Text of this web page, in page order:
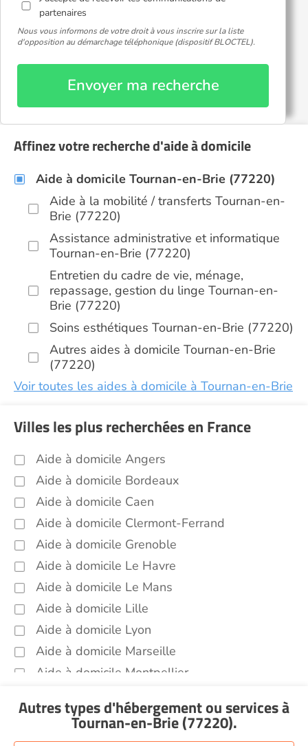
partenaires
Nous vous informons de votre droit à vous inscrire sur la liste
d'opposition au démarchage téléphonique (dispositif BLOCTEL).
Envoyer ma recherche
Affinez votre recherche d'aide à domicile
Aide à domicile Tournan-en-Brie (77220)
Aide à la mobilité / transferts Tournan-en-
Brie (77220)
Assistance administrative et informatique
Tournan-en-Brie (77220)
Entretien du cadre de vie, ménage,
repassage, gestion du linge Tournan-en-
Brie (77220)
Soins esthétiques Tournan-en-Brie (77220)
Autres aides à domicile Tournan-en-Brie
(77220)
Voir toutes les aides à domicile à Tournan-en-Brie
Villes les plus recherchées en France
Aide à domicile Angers
Aide à domicile Bordeaux
Aide à domicile Caen
Aide à domicile Clermont-Ferrand
Aide à domicile Grenoble
Aide à domicile Le Havre
Aide à domicile Le Mans
Aide à domicile Lille
Aide à domicile Lyon
Aide à domicile Marseille
Aide à domicile Montpellier
Aide à domicile Nice
Autres types d'hébergement ou servicesà
Tournan-en-Brie (77220).